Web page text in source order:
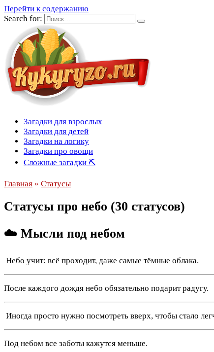
Перейти к содержанию
Search for:
Загадки для взрослых
Загадки для детей
Загадки на логику
Загадки про овощи
Сложные загадки ⛏
Главная » Статусы
Статусы про небо (30 статусов)
☁️ Мысли под небом
️ Небо учит: всё проходит, даже самые тёмные облака.
После каждого дождя небо обязательно подарит радугу.
Иногда просто нужно посмотреть вверх, чтобы стало
Под небом все заботы кажутся меньше.